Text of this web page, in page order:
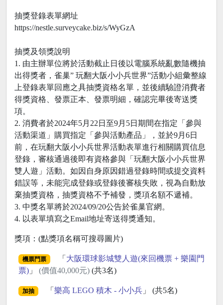
抽獎登錄表單網址
https://nestle.surveycake.biz/s/WyGzA
抽獎及領獎說明
1. 由主辦單位將於活動截止日後以電腦系統亂數隨機抽
出得獎者，雀巢” 玩翻大阪小小兵世界”活動小組彙整線
上登錄表單回應之具抽獎資格名單，並後續驗證消費者
得獎資格、發票正本、發票明細，確認完畢後寄送獎
項。
2. 消費者於2024年5月22日至9月5日期間在指定「參與
活動渠道」購買指定「參與活動產品」，並於9月6日
前，在玩翻大阪小小兵世界活動表單進行相關購買信息
登錄，審核通過後即有資格參與「玩翻大阪小小兵世界
雙人遊」活動。如因自身原因錯過登錄時間或提交資料
錯誤等，未能完成登錄或登錄後審核失敗，視為自動放
棄抽獎資格，抽獎資格不予補發，獎項名額不遞補。
3. 中獎名單將於2024/09/20公告於雀巢官網。
4. 以表單填寫之Email地址寄送得獎通知。
獎項：(點獎項名稱可搜尋圖片)
機票門票 「 大阪環球影城雙人遊(來回機票 + 樂園門
票) 」 (價值40,000元) (共3名)
加抽 「 樂高 LEGO 積木 - 小小兵」 (共5名)